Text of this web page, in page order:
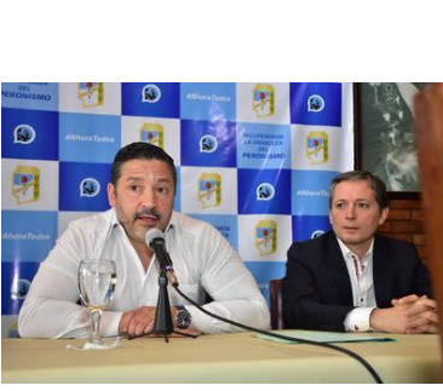
Imagen